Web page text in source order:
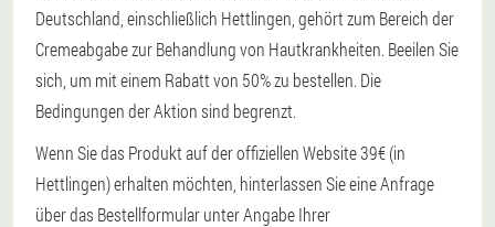
Deutschland, einschließlich Hettlingen, gehört zum Bereich der
Cremeabgabe zur Behandlung von Hautkrankheiten. Beeilen Sie
sich, um mit einem Rabatt von 50% zu bestellen. Die
Bedingungen der Aktion sind begrenzt.
Wenn Sie das Produkt auf der offiziellen Website 39€ (in
Hettlingen) erhalten möchten, hinterlassen Sie eine Anfrage
über das Bestellformular unter Angabe Ihrer